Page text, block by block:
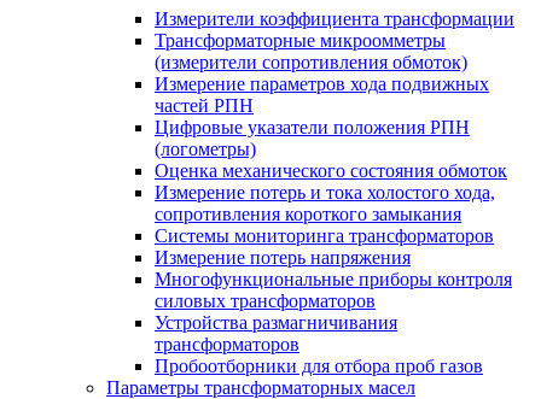
Измерители коэффициента трансформации
Трансформаторные микроомметры
(измерители сопротивления обмоток)
Измерение параметров хода подвижных
частей РПН
Цифровые указатели положения РПН
(логометры)
Оценка механического состояния обмоток
Измерение потерь и тока холостого хода,
сопротивления короткого замыкания
Системы мониторинга трансформаторов
Измерение потерь напряжения
Многофункциональные приборы контроля
силовых трансформаторов
Устройства размагничивания
трансформаторов
Пробоотборники для отбора проб газов
Параметры трансформаторных масел